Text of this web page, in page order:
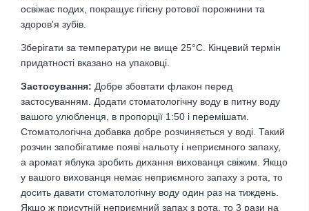
освіжає подих, покращує гігієну ротової порожнини та
здоров'я зубів.
Зберігати за температури не вище 25°С. Кінцевий термін
придатності вказано на упаковці.
Застосування: Добре збовтати флакон перед
застосуванням. Додати стоматологічну воду в питну воду
вашого улюбленця, в пропорції 1:50 і перемішати.
Стоматологічна добавка добре розчиняється у воді. Такий
розчин запобігатиме появі нальоту і неприємного запаху,
а аромат яблука зробить дихання вихованця свіжим. Якщо
у вашого вихованця немає неприємного запаху з рота, то
досить давати стоматологічну воду один раз на тиждень.
Якщо ж присутній неприємний запах з рота, то 3 рази на